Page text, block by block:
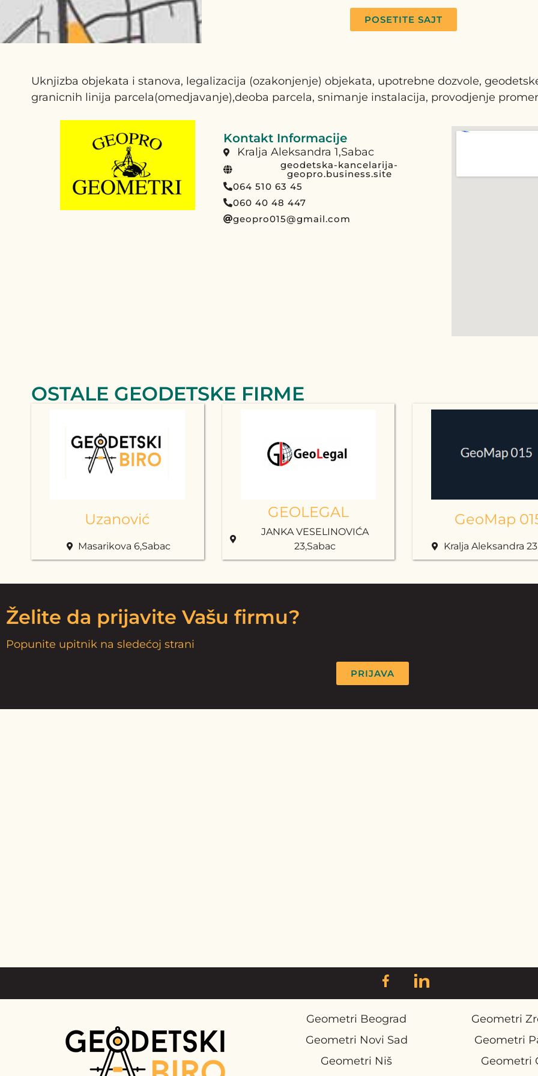
POSETITE SAJT
Uknjizba objekata i stanova, legalizacija (ozakonjenje) objekata, upotrebne dozvole,
granicnih linija parcela(omedjavanje),deoba parcela, snimanje instalacija, provodjenje
Kontakt Informacije
Kralja Aleksandra 1,Sabac
geodetska-kancelarija-
geopro.business.site
064 510 63 45
060 40 48 447
geopro015@gmail.com
OSTALE GEODETSKE FIRME
Uzanović
Masarikova 6,Sabac
GEOLEGAL
JANKA VESELINOVIĆA
23,Sabac
GeoMap
Kralja Aleksandra
Želite da prijavite Vašu firmu?
Popunite upitnik na sledećoj strani
PRIJAVA
Geometri Beograd
Geometri Novi Sad
Geometri Niš
Geometri
Geometri
Geometri